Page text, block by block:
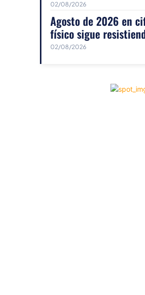
02/08/2026
Agosto de 2026 en
físico sigue
02/08/2026